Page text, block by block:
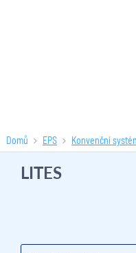
Domů EPS Konvenční
LITES